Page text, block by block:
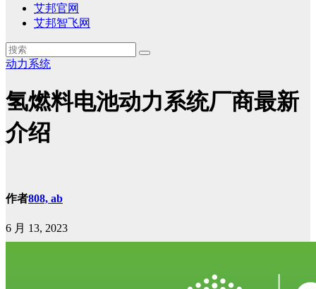
艾邦官网
艾邦智飞网
动力系统
氢燃料电池动力系统厂商最新
介绍
作者808, ab
6 月 13, 2023